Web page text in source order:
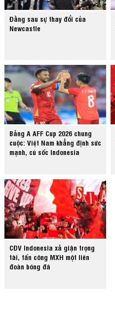
Đằng sau sự thay đổi của
Newcastle
Bảng A AFF Cup 2026 chung
cuộc: Việt Nam khẳng định sức
mạnh, cú sốc Indonesia
CĐV Indonesia xả giận trọng
tài, tấn công MXH một liên
đoàn bóng đá